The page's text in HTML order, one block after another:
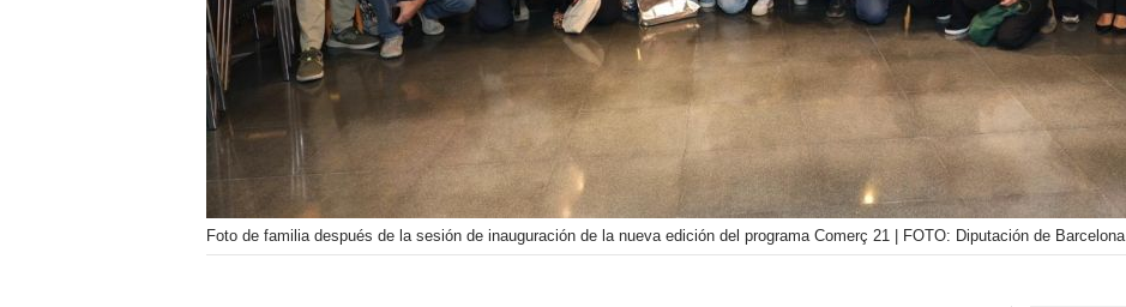
Foto de familia después de la sesión de inauguración de la nueva edición del programa Comerç 21 | FOTO: Diputación de Barcelona